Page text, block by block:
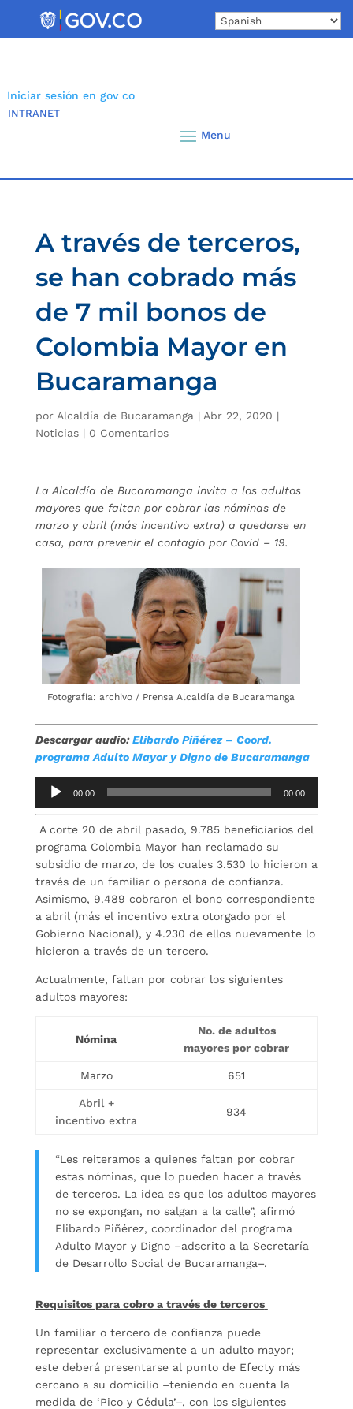
Iniciar sesión en gov co
INTRANET
A través de terceros,
se han cobrado más
de 7 mil bonos de
Colombia Mayor en
Bucaramanga
por Alcaldía de Bucaramanga | Abr 22, 2020 |
Noticias| 0 Comentarios
La Alcaldía de Bucaramanga invita a los adultos
mayores que faltan por cobrar las nóminas de
marzo y abril (más incentivo extra) a quedarse en
casa, para prevenir el contagio por Covid – 19.
Fotografía: archivo / Prensa Alcaldía de Bucaramanga
Descargar audio:Elibardo Piñérez – Coord.
programa Adulto Mayor y Digno de Bucaramanga
Reproductor
audio
00:00 00:00
A corte 20 de abril pasado, 9.785 beneficiarios del
programa Colombia Mayor han reclamado su
subsidio de marzo, de los cuales 3.530 lo hicieron a
través de un familiar o persona de confianza.
Asimismo, 9.489 cobraron el bono correspondiente
a abril (más el incentivo extra otorgado por el
Gobierno Nacional), y 4.230 de ellos nuevamente lo
hicieron a través de un tercero.
Actualmente, faltan por cobrar los siguientes
adultos mayores:
Nómina
No. de adultos
mayores por cobrar
Marzo 651
Abril +
incentivo extra
934
“Les reiteramos a quienes faltan por cobrar
estas nóminas, que lo pueden hacer a través
de terceros. La idea es que los adultos mayores
no se expongan, no salgan a la calle”, afirmó
Elibardo Piñérez, coordinador del programa
Adulto Mayor y Digno –adscrito a la Secretaría
de Desarrollo Social de Bucaramanga–.
Requisitos para cobro a través de terceros
Un familiar o tercero de confianza puede
representar exclusivamente a un adulto mayor;
este deberá presentarse al punto de Efecty más
cercano a su domicilio –teniendo en cuenta la
medida de ‘Pico y Cédula’–, con los siguientes